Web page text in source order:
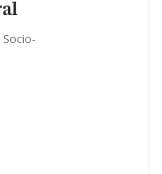
sobre la empresa.
complementaria.